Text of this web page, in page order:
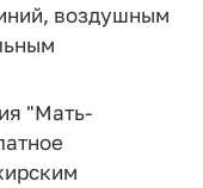
воздушным
"Мать-